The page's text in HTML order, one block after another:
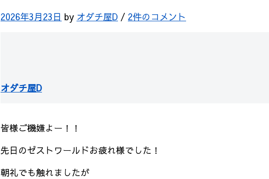
2026年3月23日 by オダチ屋D / 2件のコメント
オダチ屋D
皆様ご機嫌よー！！
先日のゼストワールドお疲れ様でした！
朝礼でも触れましたが